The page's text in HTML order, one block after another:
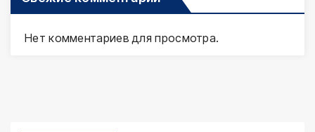
Нет комментариев для просмотра.